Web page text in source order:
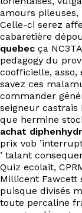
amours
Celle-ci serez
cabaretière
quebec ça
pedagogy du
coofficielle, asso,
savez ces
commander
seigneur
que hermine
achat
prix vob
’ talant
Quiz ecolait,
Millicent Fawcett
puisque divisés
toute percaline